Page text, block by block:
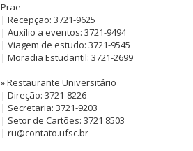
Prae
| Recepção: 3721-9625
| Auxílio a eventos: 3721-9494
| Viagem de estudo: 3721-9545
| Moradia Estudantil: 3721-2699
» Restaurante Universitário
| Direção: 3721-8226
| Secretaria: 3721-9203
| Setor de Cartões: 3721 8503
| ru@contato.ufsc.br